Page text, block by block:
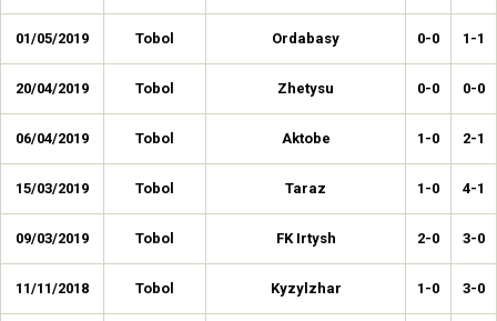
01/05/2019 Tobol Ordabasy 0-0 1-1
20/04/2019 Tobol Zhetysu 0-0 0-0
06/04/2019 Tobol Aktobe 1-0 2-1
15/03/2019 Tobol Taraz 1-0 4-1
09/03/2019 Tobol FK Irtysh 2-0 3-0
11/11/2018 Tobol Kyzylzhar 1-0 3-0